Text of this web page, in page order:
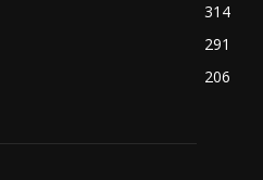
314
291
206